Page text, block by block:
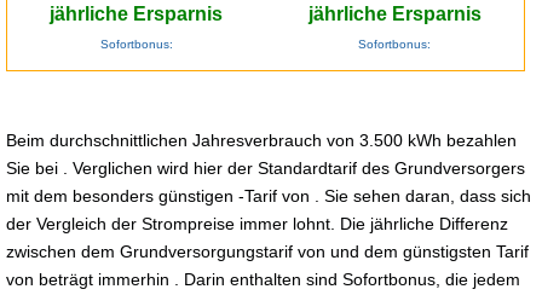
jährliche Ersparnis
Sofortbonus:
jährliche Ersparnis
Sofortbonus:
Beim durchschnittlichen Jahresverbrauch von 3.500 kWh bezahlen
Sie bei . Verglichen wird hier der Standardtarif des Grundversorgers
mit dem besonders günstigen -Tarif von . Sie sehen daran, dass sich
der Vergleich der Strompreise immer lohnt. Die jährliche Differenz
zwischen dem Grundversorgungstarif von und dem günstigsten Tarif
von beträgt immerhin . Darin enthalten sind Sofortbonus, die jedem